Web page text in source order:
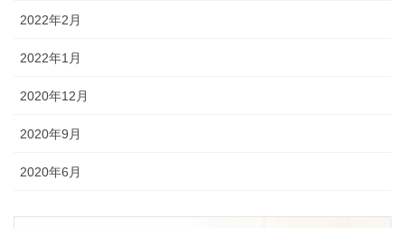
2022年2月
2022年1月
2020年12月
2020年9月
2020年6月